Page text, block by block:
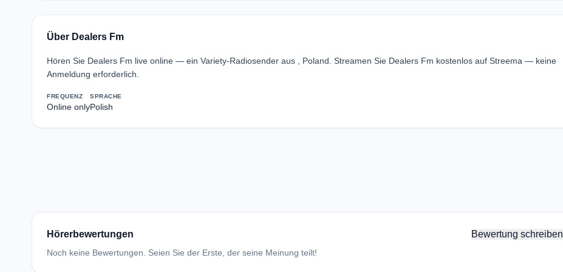
Über Dealers Fm
Hören Sie Dealers Fm live online — ein Variety-Radiosender aus , Poland. Streamen Sie Dealers Fm kostenlos auf Streema — keine
Anmeldung erforderlich.
FREQUENZ
Online only
SPRACHE
Polish
Hörerbewertungen Bewertung schreiben
Noch keine Bewertungen. Seien Sie der Erste, der seine Meinung teilt!